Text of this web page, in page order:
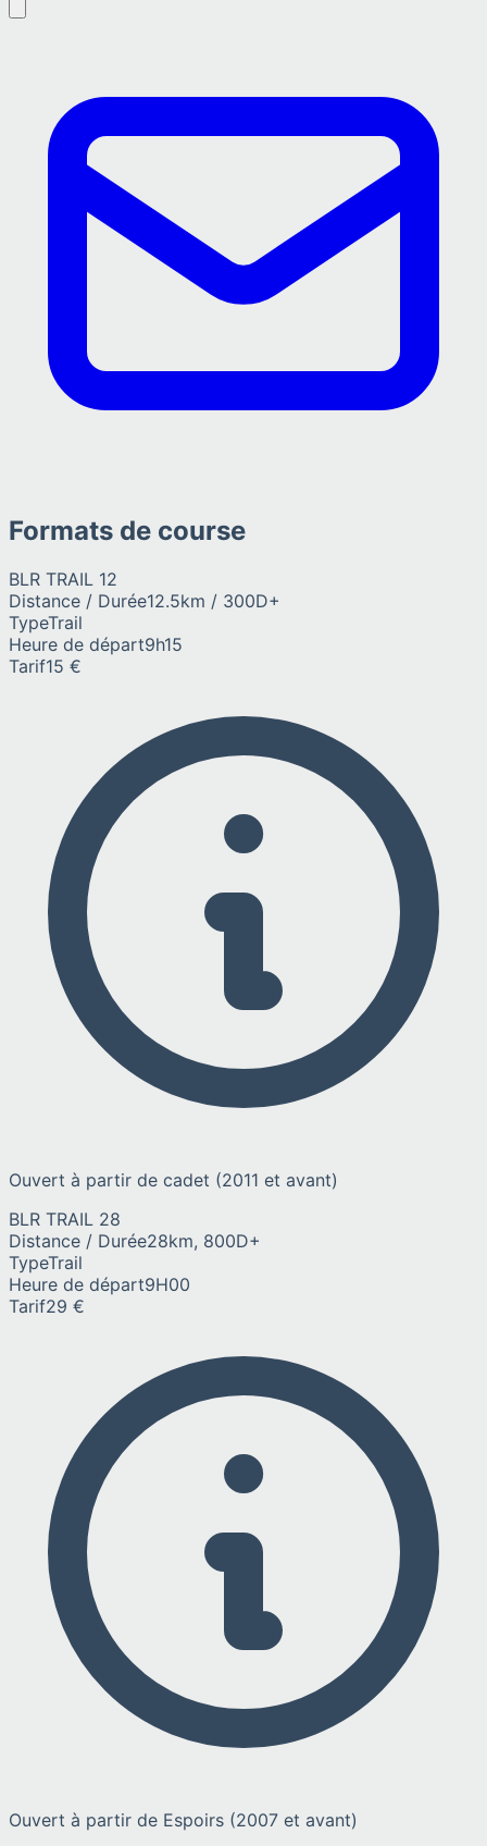
Formats de course
BLR TRAIL 12
Distance / Durée12.5km / 300D+
TypeTrail
Heure de départ9h15
Tarif15 €
Ouvert à partir de cadet (2011 et avant)
BLR TRAIL 28
Distance / Durée28km, 800D+
TypeTrail
Heure de départ9H00
Tarif29 €
Ouvert à partir de Espoirs (2007 et avant)